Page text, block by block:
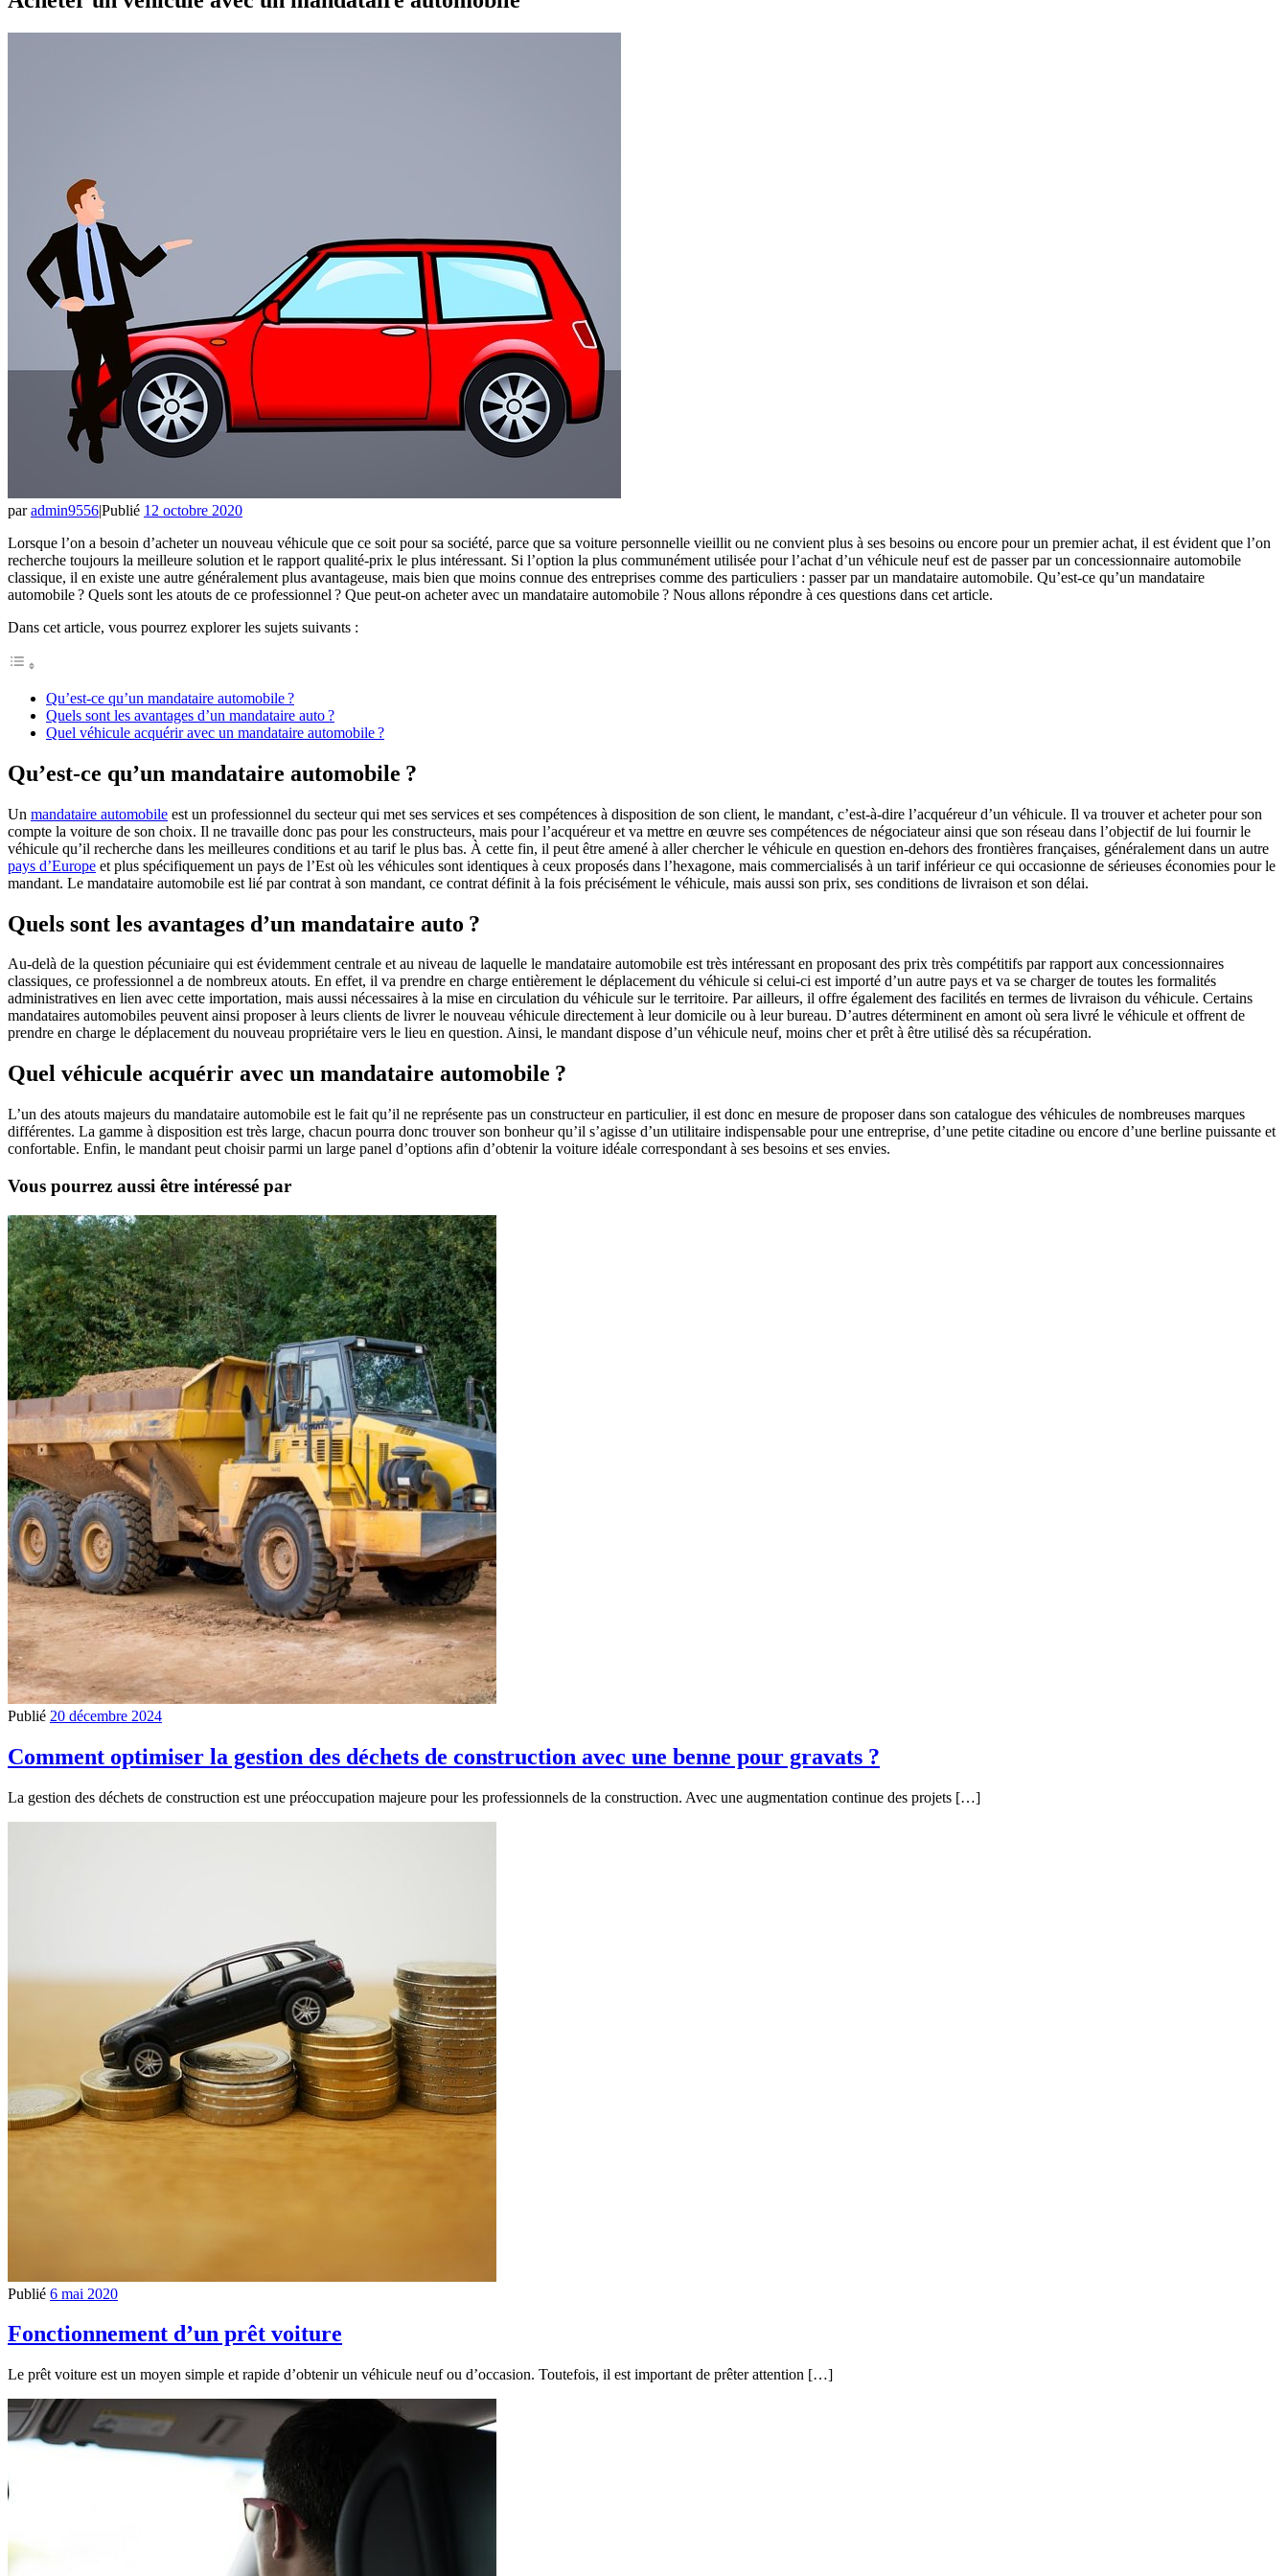
paradmin9556|Publié 12 octobre 2020
Lorsque l’on a besoin d’acheter un nouveau véhicule que ce soit pour sa société, parce que sa voiture personnelle vieillit ou ne convient plus à ses besoins ou encore pour un premier achat, il est évident que l’on
recherche toujours la meilleure solution et le rapport qualité-prix le plus intéressant. Si l’option la plus communément utilisée pour l’achat d’un véhicule neuf est de passer par un concessionnaire automobile
classique, il en existe une autre généralement plus avantageuse, mais bien que moins connue des entreprises comme des particuliers : passer par un mandataire automobile. Qu’est-ce qu’un mandataire
automobile ? Quels sont les atouts de ce professionnel ? Que peut-on acheter avec un mandataire automobile ? Nous allons répondre à ces questions dans cet article.
Dans cet article, vous pourrez explorer les sujets suivants :
Qu’est-ce qu’un mandataire automobile ?
Quels sont les avantages d’un mandataire auto ?
Quel véhicule acquérir avec un mandataire automobile ?
Qu’est-ce qu’un mandataire automobile ?
Un mandataire automobile est un professionnel du secteur qui met ses services et ses compétences à disposition de son client, le mandant, c’est-à-dire l’acquéreur d’un véhicule. Il va trouver et acheter pour son
compte la voiture de son choix. Il ne travaille donc pas pour les constructeurs, mais pour l’acquéreur et va mettre en œuvre ses compétences de négociateur ainsi que son réseau dans l’objectif de lui fournir le
véhicule qu’il recherche dans les meilleures conditions et au tarif le plus bas. À cette fin, il peut être amené à aller chercher le véhicule en question en-dehors des frontières françaises, généralement dans un autre
pays d’Europe et plus spécifiquement un pays de l’Est où les véhicules sont identiques à ceux proposés dans l’hexagone, mais commercialisés à un tarif inférieur ce qui occasionne de sérieuses économies pour le
mandant. Le mandataire automobile est lié par contrat à son mandant, ce contrat définit à la fois précisément le véhicule, mais aussi son prix, ses conditions de livraison et son délai.
Quels sont les avantages d’un mandataire auto ?
Au-delà de la question pécuniaire qui est évidemment centrale et au niveau de laquelle le mandataire automobile est très intéressant en proposant des prix très compétitifs par rapport aux concessionnaires
classiques, ce professionnel a de nombreux atouts. En effet, il va prendre en charge entièrement le déplacement du véhicule si celui-ci est importé d’un autre pays et va se charger de toutes les formalités
administratives en lien avec cette importation, mais aussi nécessaires à la mise en circulation du véhicule sur le territoire. Par ailleurs, il offre également des facilités en termes de livraison du véhicule. Certains
mandataires automobiles peuvent ainsi proposer à leurs clients de livrer le nouveau véhicule directement à leur domicile ou à leur bureau. D’autres déterminent en amont où sera livré le véhicule et offrent de
prendre en charge le déplacement du nouveau propriétaire vers le lieu en question. Ainsi, le mandant dispose d’un véhicule neuf, moins cher et prêt à être utilisé dès sa récupération.
Quel véhicule acquérir avec un mandataire automobile ?
L’un des atouts majeurs du mandataire automobile est le fait qu’il ne représente pas un constructeur en particulier, il est donc en mesure de proposer dans son catalogue des véhicules de nombreuses marques
différentes. La gamme à disposition est très large, chacun pourra donc trouver son bonheur qu’il s’agisse d’un utilitaire indispensable pour une entreprise, d’une petite citadine ou encore d’une berline puissante et
confortable. Enfin, le mandant peut choisir parmi un large panel d’options afin d’obtenir la voiture idéale correspondant à ses besoins et ses envies.
Vous pourrez aussi être intéressé par
Publié 20 décembre 2024
Comment optimiser la gestion des déchets de construction avec une benne pour gravats ?
La gestion des déchets de construction est une préoccupation majeure pour les professionnels de la construction. Avec une augmentation continue des projets […]
Publié 6 mai 2020
Fonctionnement d’un prêt voiture
Le prêt voiture est un moyen simple et rapide d’obtenir un véhicule neuf ou d’occasion. Toutefois, il est important de prêter attention […]